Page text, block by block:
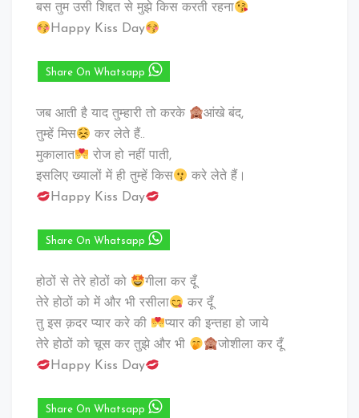
बस तुम उसी शिद्दत से मुझे किस करती रहना
Happy Kiss Day
Share On Whatsapp
जब आती है याद तुम्हारी तो करके
आंखे बंद,
तुम्हें मिस
कर लेते हैं..
मुकालात
रोज हो नहीं पाती,
इसलिए ख्यालों में ही तुम्हें किस
करे लेते हैं।
Happy Kiss Day
Share On Whatsapp
होठों से तेरे होठों को
गीला कर दूँ
तेरे होठों को में और भी रसीला
कर दूँ
तु इस क़दर प्यार करे की
प्यार की इन्तहा हो जाये
तेरे होठों को चूस कर तुझे और भी
जोशीला कर दूँ
Happy Kiss Day
Share On Whatsapp